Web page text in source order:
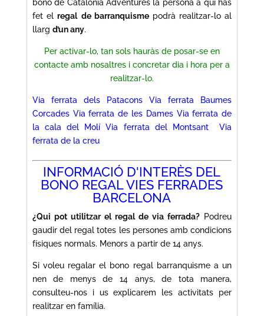
bono de Catalonia Adventures la persona a qui has
fet elregal de barranquisme podrà realitzar-lo al
llarg d’un any.
Per activar-lo, tan sols hauràs de posar-se en
contacte amb nosaltres i concretar dia i hora per a
realitzar-lo.
Via ferrata dels Patacons
Via ferrata Baumes
Corcades Via ferrata de les Dames Via ferrata de
la cala del Molí Via ferrata del Montsant
Via
ferrata de la creu
INFORMACIÓ D'INTERÈS DEL
BONO REGAL VIES FERRADES
BARCELONA
¿Qui pot utilitzar el regal de via ferrada? Podreu
gaudir del regal totes les persones amb condicions
físiques normals. Menors a partir de 14 anys.
Si voleu regalar el bono regal barranquisme a un
nen de menys de 14 anys, de tota manera,
consulteu-nos i us explicarem les activitats per
realitzar en família.